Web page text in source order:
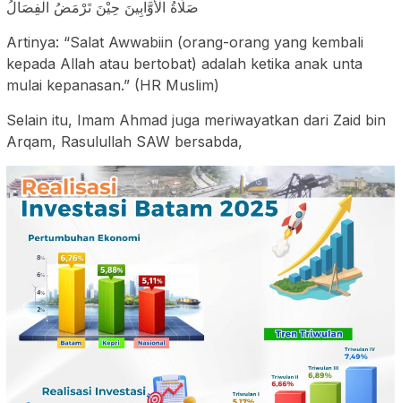
صَلَاةُ الْأَوَّابِينَ حِيْنَ تَرْمَضُ الْفِصَالُ
Artinya: “Salat Awwabiin (orang-orang yang kembali
kepada Allah atau bertobat) adalah ketika anak unta
mulai kepanasan.” (HR Muslim)
Selain itu, Imam Ahmad juga meriwayatkan dari Zaid bin
Arqam, Rasulullah SAW bersabda,